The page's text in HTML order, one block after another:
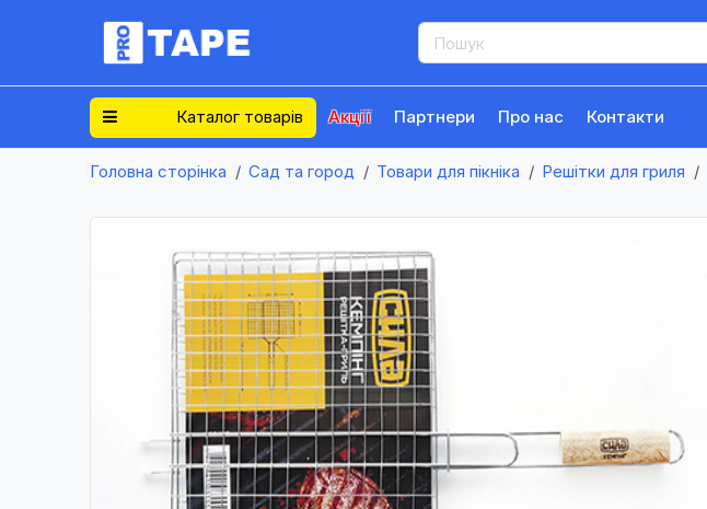
Каталог товарів Акції Партнери Про нас Контакти
Головна сторінка Сад та город Товари для пікніка Решітки для гриля